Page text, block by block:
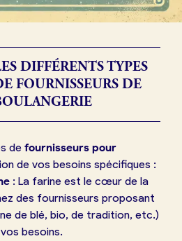
DIFFÉRENTS TYPES
FOURNISSEURS DE
defournisseurs pour
de vos besoins spécifiques :
: La farine est le cœur de la
des fournisseurs proposant
de blé, bio, de tradition, etc.)
besoins.